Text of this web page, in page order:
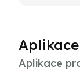
Aplikace
Aplikace